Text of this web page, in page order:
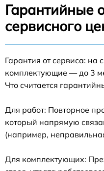
Гарантийные
сервисного
Гарантия от сервиса: на
комплектующие — до 3
Что считается
Для работ: Повторное
который напрямую
(например,
Для комплектующих: